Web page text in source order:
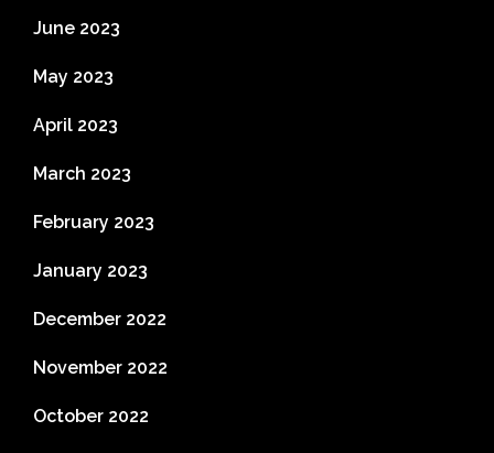
June 2023
May 2023
April 2023
March 2023
February 2023
January 2023
December 2022
November 2022
October 2022